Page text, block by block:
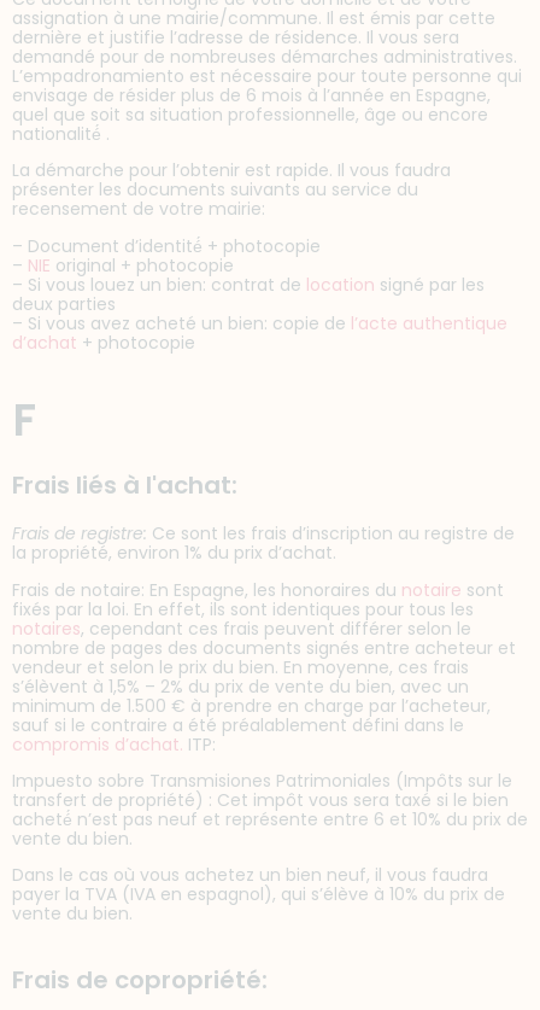
assignation à une mairie/commune. Il est émis par cette
dernière et justifie l’adresse de résidence. Il vous sera
demandé pour de nombreuses démarches administratives.
L’empadronamiento est nécessaire pour toute personne qui
envisage de résider plus de 6 mois à l’année en Espagne,
quel que soit sa situation professionnelle, âge ou encore
nationalité́ .
La démarche pour l’obtenir est rapide. Il vous faudra
présenter les documents suivants au service du
recensement de votre mairie:
– Document d’identité́ + photocopie
– NIE original + photocopie
– Si vous louez un bien: contrat de location signé par les
deux parties
– Si vous avez acheté un bien: copie de l’acte authentique
d’achat + photocopie
F
Frais liés à l'achat:
Frais de registre: Ce sont les frais d’inscription au registre de
la propriété, environ 1% du prix d’achat.
Frais de notaire: En Espagne, les honoraires du notaire sont
fixés par la loi. En effet, ils sont identiques pour tous les
notaires, cependant ces frais peuvent différer selon le
nombre de pages des documents signés entre acheteur et
vendeur et selon le prix du bien. En moyenne, ces frais
s’élèvent à 1,5% – 2% du prix de vente du bien, avec un
minimum de 1.500 € à prendre en charge par l’acheteur,
sauf si le contraire a été préalablement défini dans le
compromis d’achat. ITP:
Impuesto sobre Transmisiones Patrimoniales (Impôts sur le
transfert de propriété) : Cet impôt vous sera taxé si le bien
acheté́ n’est pas neuf et représente entre 6 et 10% du prix de
vente du bien.
Dans le cas où vous achetez un bien neuf, il vous faudra
payer la TVA (IVA en espagnol), qui s’élève à 10% du prix de
vente du bien.
Frais de copropriété: